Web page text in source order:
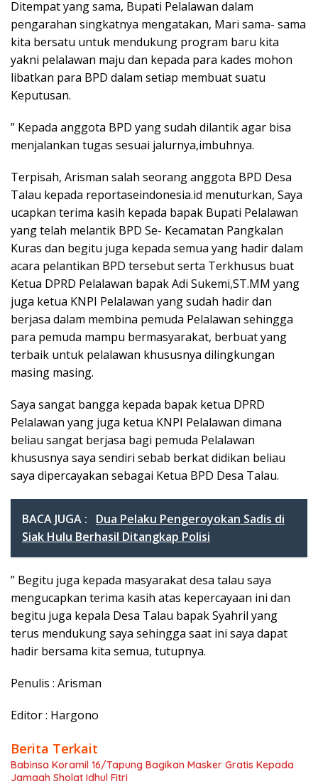
Ditempat yang sama, Bupati Pelalawan dalam
pengarahan singkatnya mengatakan, Mari sama- sama
kita bersatu untuk mendukung program baru kita
yakni pelalawan maju dan kepada para kades mohon
libatkan para BPD dalam setiap membuat suatu
Keputusan.
” Kepada anggota BPD yang sudah dilantik agar bisa
menjalankan tugas sesuai jalurnya,imbuhnya.
Terpisah, Arisman salah seorang anggota BPD Desa
Talau kepada reportaseindonesia.id menuturkan, Saya
ucapkan terima kasih kepada bapak Bupati Pelalawan
yang telah melantik BPD Se- Kecamatan Pangkalan
Kuras dan begitu juga kepada semua yang hadir dalam
acara pelantikan BPD tersebut serta Terkhusus buat
Ketua DPRD Pelalawan bapak Adi Sukemi,ST.MM yang
juga ketua KNPI Pelalawan yang sudah hadir dan
berjasa dalam membina pemuda Pelalawan sehingga
para pemuda mampu bermasyarakat, berbuat yang
terbaik untuk pelalawan khususnya dilingkungan
masing masing.
Saya sangat bangga kepada bapak ketua DPRD
Pelalawan yang juga ketua KNPI Pelalawan dimana
beliau sangat berjasa bagi pemuda Pelalawan
khususnya saya sendiri sebab berkat didikan beliau
saya dipercayakan sebagai Ketua BPD Desa Talau.
BACA JUGA :
Dua Pelaku Pengeroyokan Sadis di
Siak Hulu Berhasil Ditangkap Polisi
” Begitu juga kepada masyarakat desa talau saya
mengucapkan terima kasih atas kepercayaan ini dan
begitu juga kepala Desa Talau bapak Syahril yang
terus mendukung saya sehingga saat ini saya dapat
hadir bersama kita semua, tutupnya.
Penulis : Arisman
Editor : Hargono
Berita Terkait
Babinsa Koramil 16/Tapung Bagikan Masker Gratis Kepada
Jamaah Sholat Idhul Fitri